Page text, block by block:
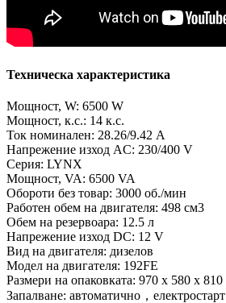
Техническа характеристика
Мощност, W: 6500 W
Мощност, к.с.: 14 к.с.
Ток номинален: 28.26/9.42 A
Напрежение изход AC: 230/400 V
Серия: LYNX
Мощност, VA: 6500 VA
Обороти без товар: 3000 об./мин
Работен обем на двигателя: 498 см3
Обем на резервоара: 12.5 л
Напрежение изход DC: 12 V
Вид на двигателя: дизелов
Модел на двигателя: 192FE
Размери на опаковката: 970 x 580 x 810
Запалване: автоматично，електростарт